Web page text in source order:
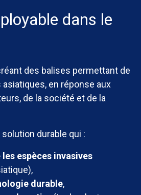
dans le
des balises permettant de
en réponse aux
de la société et de la
durable qui :
espèces invasives
durable,